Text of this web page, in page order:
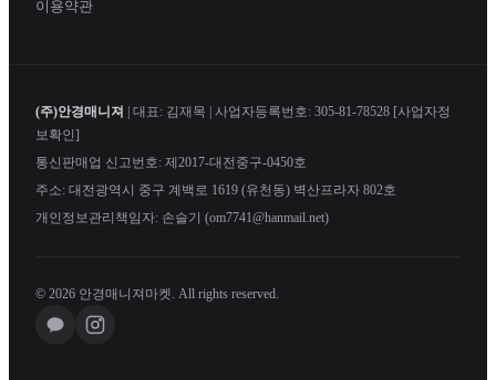
이용약관
(주)안경매니져 | 대표: 김재목 | 사업자등록번호: 305-81-78528 [사업자정
보확인]
통신판매업 신고번호: 제2017-대전중구-0450호
주소: 대전광역시 중구 계백로 1619 (유천동) 벽산프라자 802호
개인정보관리책임자: 손슬기 (om7741@hanmail.net)
© 2026 안경매니져마켓. All rights reserved.